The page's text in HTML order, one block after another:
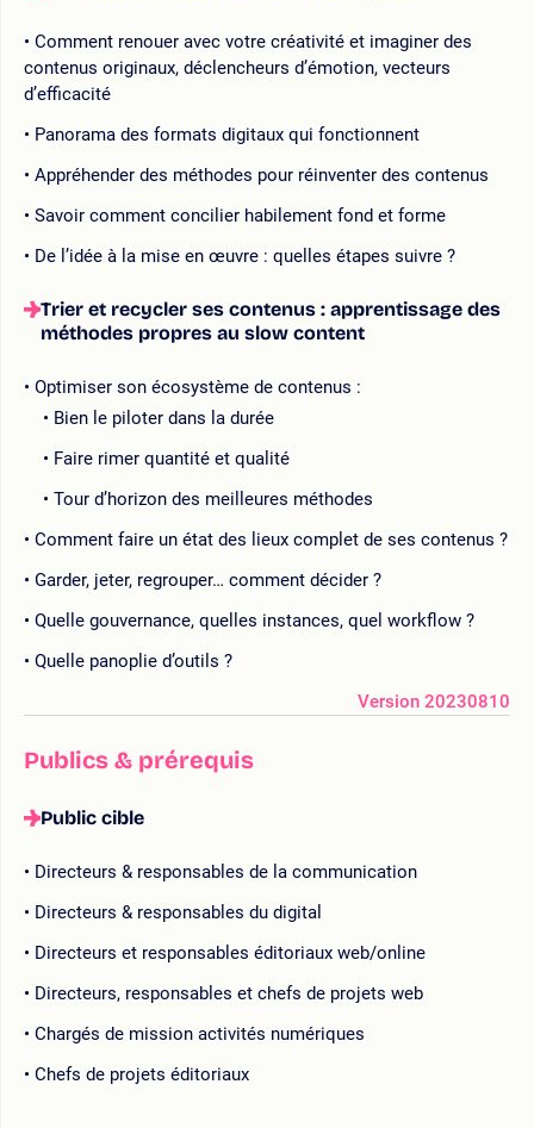
Comment renouer avec votre créativité et imaginer des
contenus originaux, déclencheurs d’émotion, vecteurs
d’efficacité
Panorama des formats digitaux qui fonctionnent
Appréhender des méthodes pour réinventer des contenus
Savoir comment concilier habilement fond et forme
De l’idée à la mise en œuvre : quelles étapes suivre ?
Trier et recycler ses contenus : apprentissage des
méthodes propres au slow content
Optimiser son écosystème de contenus :
Bien le piloter dans la durée
Faire rimer quantité et qualité
Tour d’horizon des meilleures méthodes
Comment faire un état des lieux complet de ses contenus ?
Garder, jeter, regrouper… comment décider ?
Quelle gouvernance, quelles instances, quel workflow ?
Quelle panoplie d’outils ?
Version 20230810
Publics & prérequis
Public cible
Directeurs & responsables de la communication
Directeurs & responsables du digital
Directeurs et responsables éditoriaux web/online
Directeurs, responsables et chefs de projets web
Chargés de mission activités numériques
Chefs de projets éditoriaux